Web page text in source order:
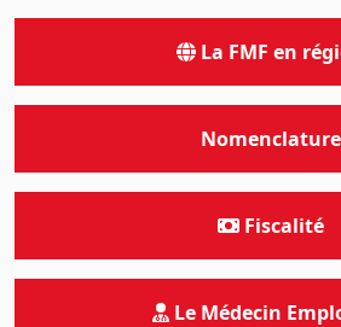
La FMF en
Nomenclature
Fiscalité
Le Médecin